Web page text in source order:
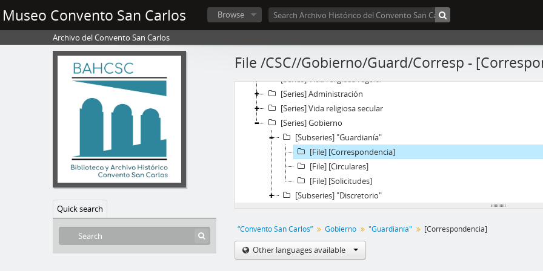
Museo Convento San Carlos Browse
Archivo del Convento San Carlos
Quick search
File /CSC//Gobierno/Guard/Corresp -
[Series] Educación
[Series] Vida religiosa regular
[Series] Administración
[Series] Vida religiosa secular
[Series] Gobierno
[Subseries] "Guardianía"
[File] [Correspondencia]
[File] [Circulares]
[File] [Solicitudes]
[Subseries] "Discretorio"
“Convento San Carlos” Gobierno "Guardianía" [Correspondencia]
Other languages available